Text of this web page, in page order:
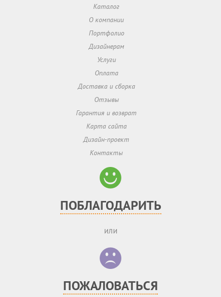
Каталог
О компании
Портфолио
Дизайнерам
Услуги
Оплата
Доставка и сборка
Отзывы
Гарантия и возврат
Карта сайта
Дизайн-проект
Контакты
ПОБЛАГОДАРИТЬ
или
ПОЖАЛОВАТЬСЯ